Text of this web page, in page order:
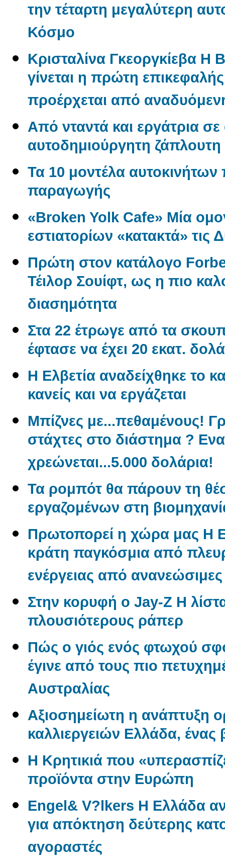
την τέταρτη μεγαλύτερη
Κόσμο
Κρισταλίνα Γκεοργκίεβα Η
γίνεται η πρώτη
προέρχεται από
Από νταντά και εργάτρια
αυτοδημιούργητη ζάπλουτη
Τα 10 μοντέλα
παραγωγής
«Broken Yolk Cafe» Μία
εστιατορίων «κατακτά» τις
Πρώτη στον κατάλογο
Τέιλορ Σουίφτ, ως η πιο
διασημότητα
Στα 22 έτρωγε από τα
έφτασε να έχει 20 εκατ.
Η Ελβετία αναδείχθηκε το
κανείς και να εργάζεται
Μπίζνες με...πεθαμένους!
στάχτες στο διάστημα ?
χρεώνεται...5.000 δολάρια!
Τα ρομπότ θα πάρουν τη
εργαζομένων στη
Πρωτοπορεί η χώρα μας Η
κράτη παγκόσμια από
ενέργειας από
Στην κορυφή ο Jay-Z Η
πλουσιότερους ράπερ
Πώς ο γιός ενός φτωχού
έγινε από τους πιο
Αυστραλίας
Αξιοσημείωτη η ανάπτυξη
καλλιεργειών Ελλάδα, ένας
Η Κρητικιά που
προϊόντα στην Ευρώπη
Engel& V?lkers Η Ελλάδα
για απόκτηση δεύτερης
αγοραστές